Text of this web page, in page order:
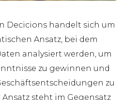
Decicions handelt sich um
Ansatz, bei dem
analysiert werden, um
zu gewinnen und
zu
steht im Gegensatz